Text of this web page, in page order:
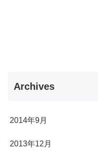
Archives
2014年9月
2013年12月